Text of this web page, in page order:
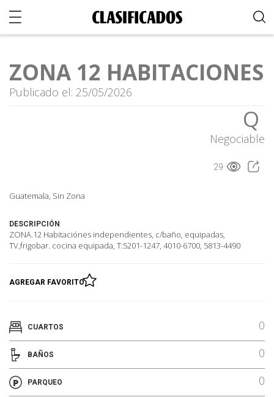
ZONA 12 HABITACIONES
Publicado el: 25/05/2026
Q
Negociable
29
Guatemala, Sin Zona
DESCRIPCIÓN
ZONA.12 Habitaciónes independientes, c/baño, equipadas,
TV,frigobar. cocina equipada, T:5201-1247, 4010-6700, 5813-4490
AGREGAR FAVORITO
CUARTOS 0
BAÑOS 0
PARQUEO 0